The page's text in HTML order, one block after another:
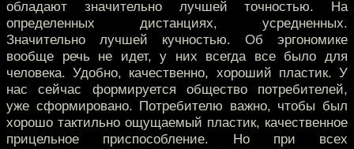
обладают значительно лучшей точностью. На
определенных дистанциях, усредненных.
Значительно лучшей кучностью. Об эргономике
вообще речь не идет, у них всегда все было для
человека. Удобно, качественно, хороший пластик. У
нас сейчас формируется общество потребителей,
уже сформировано. Потребителю важно, чтобы был
хорошо тактильно ощущаемый пластик, качественное
прицельное приспособление. Но при всех